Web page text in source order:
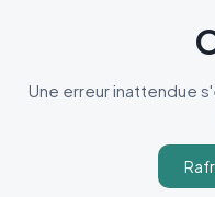
Une erreur inattendue